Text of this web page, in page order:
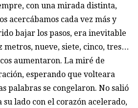
con una mirada distinta,
acercábamos cada vez más y
bajar los pasos, era inevitable
metros, nueve, siete, cinco, tres…
aumentaron. La miré de
esperando que volteara
palabras se congelaron. No salió
su lado con el corazón acelerado,